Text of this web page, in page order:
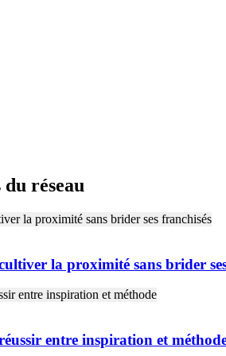
réseau
la proximité sans brider
entre inspiration et